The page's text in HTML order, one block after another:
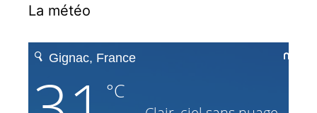
La météo